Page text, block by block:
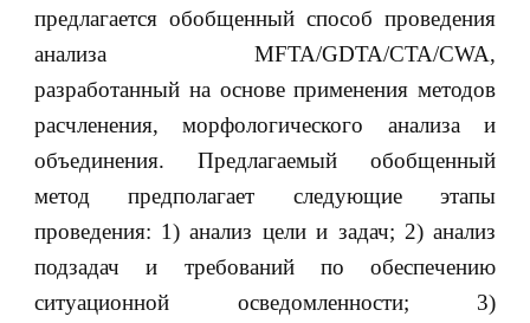
предлагается обобщенный способ проведения
анализа MFTA/GDTA/CTA/CWA,
разработанный на основе применения методов
расчленения, морфологического анализа и
объединения. Предлагаемый обобщенный
метод предполагает следующие этапы
проведения: 1) анализ цели и задач; 2) анализ
подзадач и требований по обеспечению
ситуационной осведомленности; 3)